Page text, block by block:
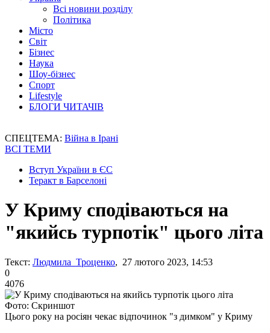
Всі новини розділу
Політика
Місто
Світ
Бізнес
Наука
Шоу-бізнес
Спорт
Lifestyle
БЛОГИ ЧИТАЧІВ
СПЕЦТЕМА: Війна в Ірані
ВСІ ТЕМИ
Вступ України в ЄС
Теракт в Барселоні
У Криму сподіваються на
"якийсь турпотік" цього літа
Текст: Людмила Троценко, 27 лютого 2023, 14:53
0
4076
Фото: Скриншот
Цього року на росіян чекає відпочинок "з димком" у Криму